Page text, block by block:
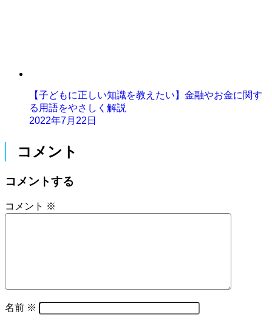
【子どもに正しい知識を教えたい】金融やお金に関す
る用語をやさしく解説
2022年7月22日
コメント
コメントする
コメント ※
名前 ※